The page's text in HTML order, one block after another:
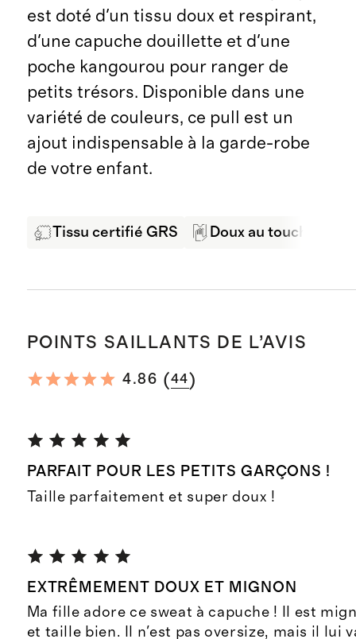
est doté d'un tissu doux et respirant,
d'une capuche douillette et d'une
poche kangourou pour ranger de
petits trésors. Disponible dans une
variété de couleurs, ce pull est un
ajout indispensable à la garde-robe
de votre enfant.
Tissu certifié GRS Doux au toucher
POINTS SAILLANTS DE L’AVIS
4.86 (44)
PARFAIT POUR LES PETITS GARÇONS !
Taille parfaitement et super doux !
EXTRÊMEMENT DOUX ET MIGNON
Ma fille adore ce sweat à capuche ! Il est
et taille bien. Il n'est pas oversize, mais il lui